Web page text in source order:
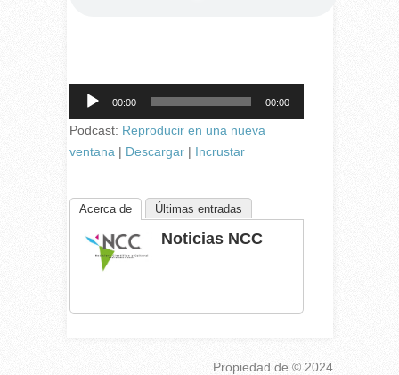
Reproductor
audio
00:00 00:00
Podcast: Reproducir en una nueva
ventana| Descargar| Incrustar
Acerca de Últimas entradas
Noticias NCC
Propiedad de © 2024